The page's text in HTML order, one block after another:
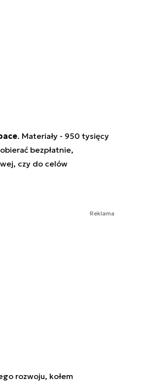
. Materiały - 950 tysięcy
bezpłatnie,
czy do celów
Reklama
rozwoju, kołem